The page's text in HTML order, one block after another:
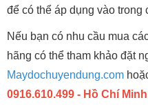
để có thể áp dụng vào trong
Nếu bạn có nhu cầu mua
hãng có thể tham khảo đặt
Maydochuyendung.com
0916.610.499 - Hồ Chí